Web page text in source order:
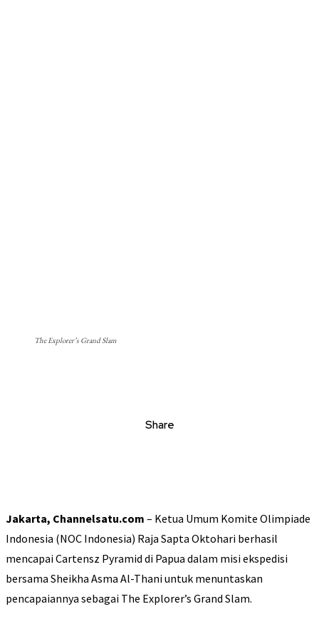
The Explorer’s Grand Slam
Share
Jakarta, Channelsatu.com – Ketua Umum Komite Olimpiade
Indonesia (NOC Indonesia) Raja Sapta Oktohari berhasil
mencapai Cartensz Pyramid di Papua dalam misi ekspedisi
bersama Sheikha Asma Al-Thani untuk menuntaskan
pencapaiannya sebagai The Explorer’s Grand Slam.